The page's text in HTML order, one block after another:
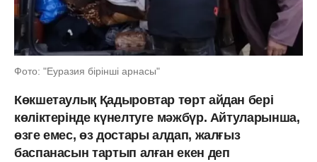
Фото: "Еуразия бірінші арнасы"
Көкшетаулық Қадыровтар төрт айдан бері
көліктерінде күнелтуге мәжбүр. Айтуларынша,
өзге емес, өз достары алдап, жалғыз
баспанасын тартып алған екен деп